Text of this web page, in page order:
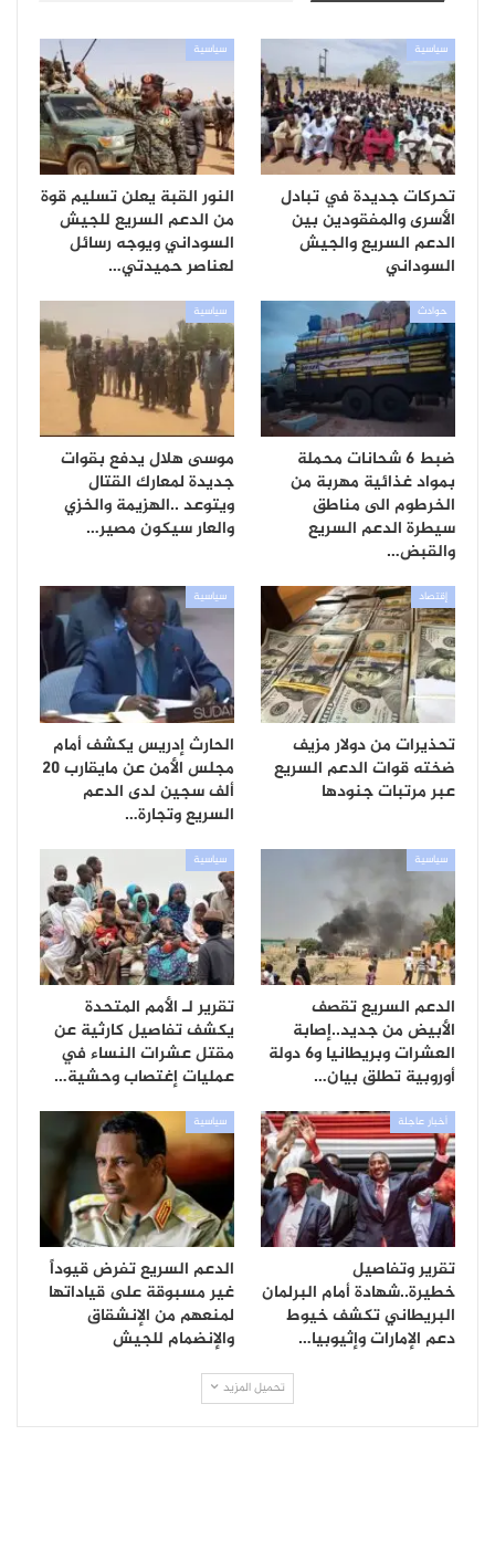
سياسية
تحركات جديدة في تبادل
الأسرى والمفقودين بين
الدعم السريع والجيش
السوداني
سياسية
النور القبة يعلن تسليم قوة
من الدعم السريع للجيش
السوداني ويوجه رسائل
لعناصر حميدتي…
حوادث
ضبط 6 شحانات محملة
بمواد غذائية مهربة من
الخرطوم الى مناطق
سيطرة الدعم السريع
والقبض…
سياسية
موسى هلال يدفع بقوات
جديدة لمعارك القتال
ويتوعد ..الهزيمة والخزي
والعار سيكون مصير…
إقتصاد
تحذيرات من دولار مزيف
ضخته قوات الدعم السريع
عبر مرتبات جنودها
سياسية
الحارث إدريس يكشف أمام
مجلس الأمن عن مايقارب 20
ألف سجين لدى الدعم
السريع وتجارة…
سياسية
الدعم السريع تقصف
الأبيض من جديد..إصابة
العشرات وبريطانيا و6 دولة
أوروبية تطلق بيان…
سياسية
تقرير لـ الأمم المتحدة
يكشف تفاصيل كارثية عن
مقتل عشرات النساء في
عمليات إغتصاب وحشية…
أخبار عاجلة
تقرير وتفاصيل
خطيرة..شهادة أمام البرلمان
البريطاني تكشف خيوط
دعم الإمارات وإثيوبيا…
سياسية
الدعم السريع تفرض قيوداً
غير مسبوقة على قياداتها
لمنعهم من الإنشقاق
والإنضمام للجيش
تحميل المزيد